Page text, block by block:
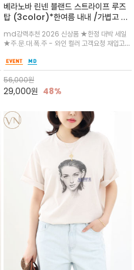
베라노바 린넨 블랜드 스트라이프 루즈
탑 (3color)*한여름 내내 /가볍고 통
기성 좋은 린넨 혼방 텍스처로 여름까지
쾌적하게 착용되는 스트라이프 티셔츠/
여유 있는 루즈핏과 자연스럽게 흐르는
실루엣
md강력추천 2026 신상품 ★한정 대박 세일
★주.문.대.폭.주 - 와인 컬러 고객요청 재입고~
~★ 린넨 특유의 드라이한 촉감과 통기성으로 한
여름에도 쾌적함을 유지/몸에 붙지 않아 자연스
럽게 체형을 커버
56,000원
29,000원 48%